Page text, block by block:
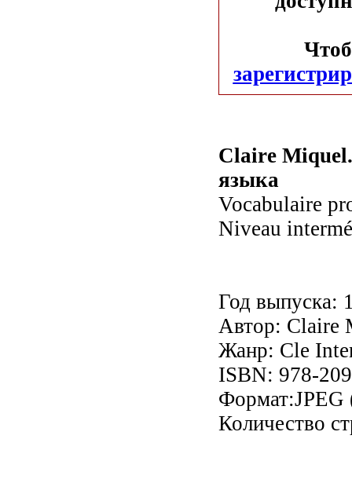
Claire
языка
Vocabulaire
Niveau
Год выпуска:
Автор: Claire
Жанр: Cle
ISBN: 978-
Формат:JPEG
Количество